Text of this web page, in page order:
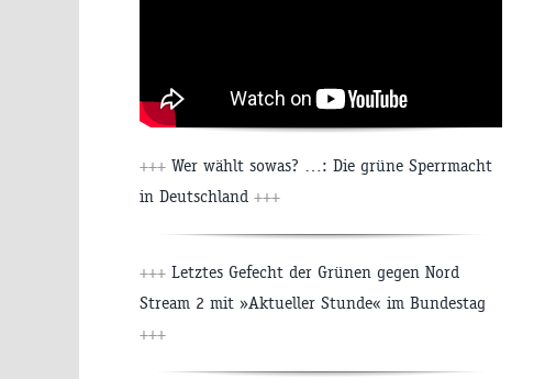
+++ Wer wählt sowas? …: Die grüne Sperrmacht
in Deutschland +++
+++ Letztes Gefecht der Grünen gegen Nord
Stream 2 mit »Aktueller Stunde« im Bundestag
+++